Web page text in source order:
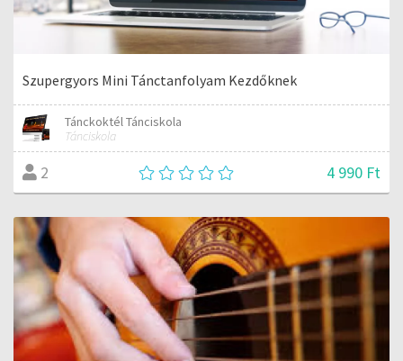
Szupergyors Mini Tánctanfolyam Kezdőknek
Tánckoktél Tánciskola
Tánciskola
2 4 990 Ft